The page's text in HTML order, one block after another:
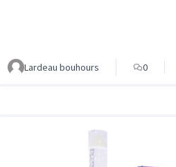
Lardeau bouhours 0